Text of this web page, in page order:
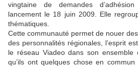
vingtaine de demandes
lancement le 18 juin 2009. Elle
thématiques.
Cette communauté permet de nouer
des personnalités régionales, l’esprit
le réseau Viadeo dans son ensemble
qu’ils ont quelques chose en